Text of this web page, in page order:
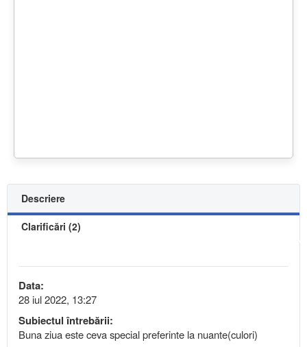
Descriere
Clarificări (2)
Data:
28 iul 2022, 13:27
Subiectul întrebării:
Buna ziua este ceva special preferinte la nuante(culori)